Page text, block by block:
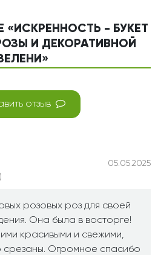
«ИСКРЕННОСТЬ - БУКЕТ
И ДЕКОРАТИВНОЙ
отзыв
05.05.2025
розовых роз для своей
Она была в восторге!
красивыми и свежими,
срезаны. Огромное спасибо